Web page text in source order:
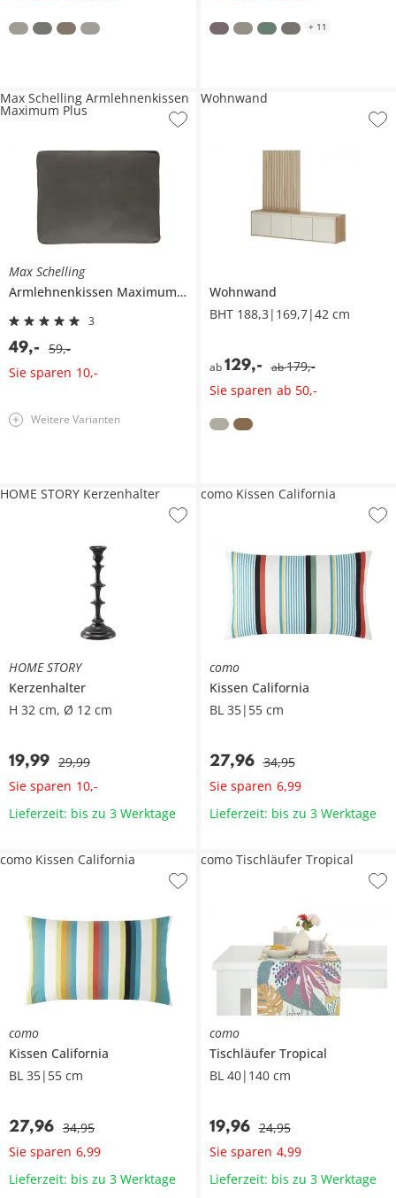
+ 11
Max Schelling
Armlehnenkissen Maximum Plus
3
49,- 59,-
Sie sparen 10,-
Max Schelling Armlehnenkissen
Maximum Plus
Weitere Varianten
Wohnwand
BHT 188,3|169,7|42 cm
ab 129,- ab179,-
Sie sparen ab 50,-
Wohnwand
HOME STORY
Kerzenhalter
H 32 cm, Ø 12 cm
19,99 29,99
Sie sparen 10,-
HOME STORY Kerzenhalter
Lieferzeit: bis zu 3 Werktage
como
Kissen California
BL 35|55 cm
27,96 34,95
Sie sparen 6,99
como Kissen California
Lieferzeit: bis zu 3 Werktage
como
Kissen California
BL 35|55 cm
27,96 34,95
Sie sparen 6,99
como Kissen California
Lieferzeit: bis zu 3 Werktage
como
Tischläufer Tropical
BL 40|140 cm
19,96 24,95
Sie sparen 4,99
como Tischläufer Tropical
Lieferzeit: bis zu 3 Werktage